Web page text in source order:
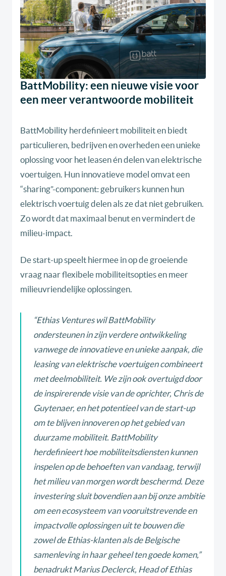
BattMobility: een nieuwe visie voor
een meer verantwoorde mobiliteit
BattMobility herdefinieert mobiliteit en biedt
particulieren, bedrijven en overheden een unieke
oplossing voor het leasen én delen van elektrische
voertuigen. Hun innovatieve model omvat een
“sharing”-component: gebruikers kunnen hun
elektrisch voertuig delen als ze dat niet gebruiken.
Zo wordt dat maximaal benut en vermindert de
milieu-impact.
De start-up speelt hiermee in op de groeiende
vraag naar flexibele mobiliteitsopties en meer
milieuvriendelijke oplossingen.
“Ethias Ventures wil BattMobility
ondersteunen in zijn verdere ontwikkeling
vanwege de innovatieve en unieke aanpak, die
leasing van elektrische voertuigen combineert
met deelmobiliteit. We zijn ook overtuigd door
de inspirerende visie van de oprichter, Chris de
Guytenaer, en het potentieel van de start-up
om te blijven innoveren op het gebied van
duurzame mobiliteit. BattMobility
herdefinieert hoe mobiliteitsdiensten kunnen
inspelen op de behoeften van vandaag, terwijl
het milieu van morgen wordt beschermd. Deze
investering sluit bovendien aan bij onze ambitie
om een ecosysteem van vooruitstrevende en
impactvolle oplossingen uit te bouwen die
zowel de Ethias-klanten als de Belgische
samenleving in haar geheel ten goede komen,”
benadrukt Marius Declerck, Head of Ethias